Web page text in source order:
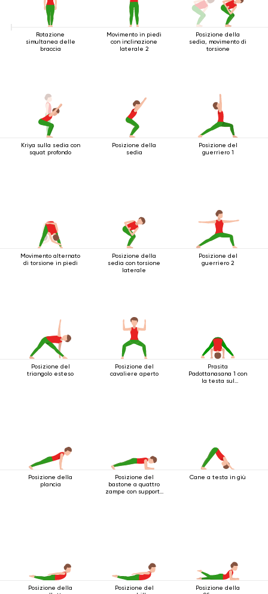
Rotazione
simultanea delle
braccia
Movimento in piedi
con inclinazione
laterale 2
Posizione della
sedia, movimento di
torsione
Kriya sulla sedia con
squat profondo
Posizione della
sedia
Posizione del
guerriero 1
Movimento alternato
di torsione in piedi
Posizione della
sedia con torsione
laterale
Posizione del
guerriero 2
Posizione del
triangolo esteso
Posizione del
cavaliere aperto
Prasita
Padottanasana 1 con
la testa sul
Posizione della
plancia
Posizione del
bastone a quattro
zampe con supporto
Cane a testa in giù
Posizione della
Posizione del
Posizione della